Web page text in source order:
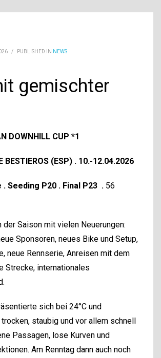
/ PUBLISHED IN NEWS
gemischter
DOWNHILL CUP *1
BESTIEROS (ESP) . 10.-12.04.2026
. Seeding P20 . Final P23 . 56
der Saison mit vielen Neuerungen:
Sponsoren, neues Bike und Setup,
neue Rennserie, Anreisen mit dem
Strecke, internationales
sich bei 24°C und
staubig und vor allem schnell
Passagen, lose Kurven und
Am Renntag dann auch noch